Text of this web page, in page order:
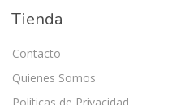
Tienda
Contacto
Quienes Somos
Políticas de Privacidad